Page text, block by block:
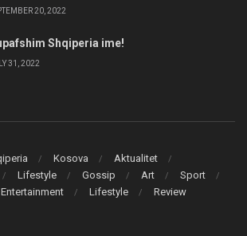
20, 2022
Shqiperia ime!
31, 2022
Kosova
Aktualitet
Lifestyle Gossip Art
Sport
Entertainment Lifestyle Review